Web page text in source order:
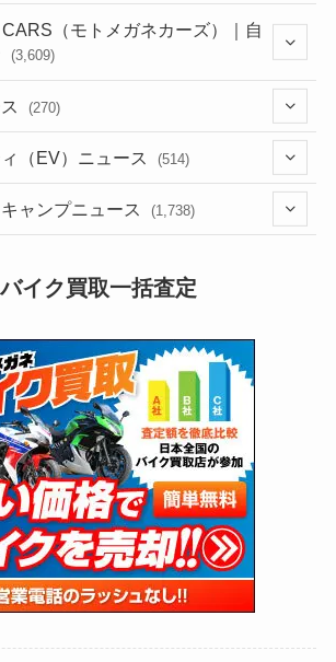
(44)
(640)
(60)
(31)
(51)
(34)
(5)
(12)
(65)
(252)
(249)
(6)
(5)
(306)
(6,958)
(2,474)
(249)
(1,226)
(12)
(47)
(66)
(16)
(141)
(255)
(204)
(1,143)
(166)
(23)
(33)
(34)
(35)
(41)
(415)
(16)
(352)
（モトメガネカーズ）｜自
(3,609)
(187)
(137) (2,744)
(270)
(211)
（EV）ニュース (514)
(132)
(171)
(118)
(27)
ャンプニュース (1,738)
(1,605)
(147)
(13)
(19)
(12)
(16)
イク買取一括査定